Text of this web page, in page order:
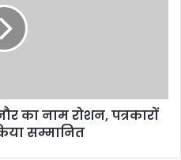
का नाम रोशन, पत्रकारों
सम्मानित